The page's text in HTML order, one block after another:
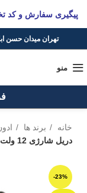
تهران میدان حسن اباد
منو
خانه برند ها
دریل شارژی 12 ولت چکشی ادون مدل AD-12F
-23%
پیگیری سفارش و کد